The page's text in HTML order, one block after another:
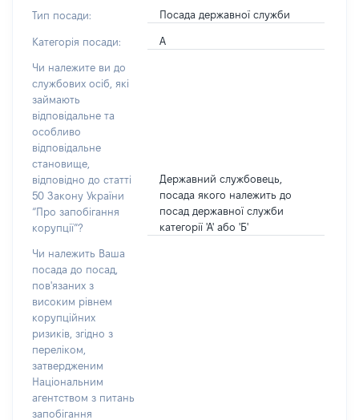
Тип посади: Посада державної служби
Категорія посади: А
Чи належите ви до
службових осіб, які
займають
відповідальне та
особливо
відповідальне
становище,
відповідно до статті
50 Закону України
“Про запобігання
корупції”?
Державний службовець,
посада якого належить до
посад державної служби
категорії 'А' або 'Б'
Чи належить Ваша
посада до посад,
пов'язаних з
високим рівнем
корупційних
ризиків, згідно з
переліком,
затвердженим
Національним
агентством з питань
запобігання